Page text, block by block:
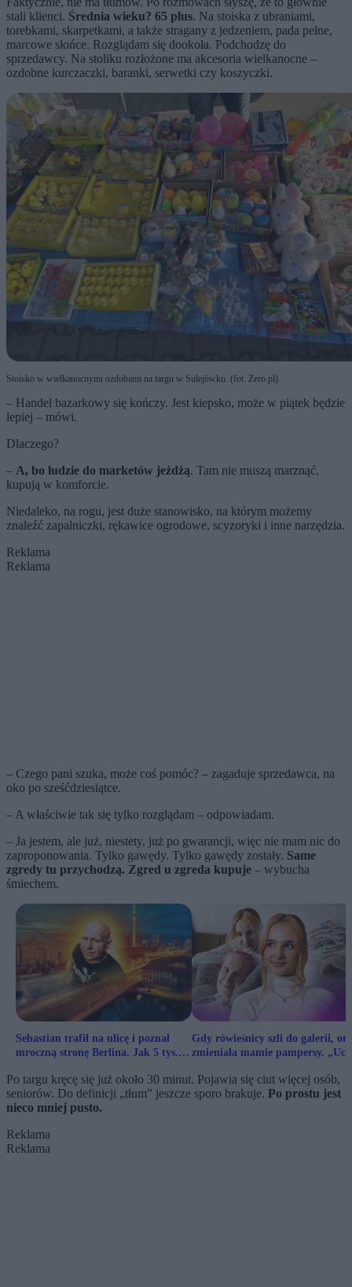
stali klienci. Średnia wieku? 65 plus. Na stoiska z ubraniami,
torebkami, skarpetkami, a także stragany z jedzeniem, pada pełne,
marcowe słońce. Rozglądam się dookoła. Podchodzę do
sprzedawcy. Na stoliku rozłożone ma akcesoria wielkanocne –
ozdobne kurczaczki, baranki, serwetki czy koszyczki.
Stoisko w wielkanocnymi ozdobami na targu w Sulejówku. (fot. Zero.pl)
– Handel bazarkowy się kończy. Jest kiepsko, może w piątek będzie
lepiej – mówi.
Dlaczego?
– A, bo ludzie do marketów jeżdżą. Tam nie muszą marznąć,
kupują w komforcie.
Niedaleko, na rogu, jest duże stanowisko, na którym możemy
znaleźć zapalniczki, rękawice ogrodowe, scyzoryki i inne narzędzia.
Reklama
Reklama
– Czego pani szuka, może coś pomóc? – zagaduje sprzedawca, na
oko po sześćdziesiątce.
– A właściwie tak się tylko rozglądam – odpowiadam.
– Ja jestem, ale już, niestety, już po gwarancji, więc nie mam nic do
zaproponowania. Tylko gawędy. Tylko gawędy zostały. Same
zgredy tu przychodzą. Zgred u zgreda kupuje – wybucha
śmiechem.
Sebastian trafił na ulicę i poznał
mroczną stronę Berlina. Jak 5 tys.
Gdy rówieśnicy szli do galerii,
zmieniała mamie pampersy.
Po targu kręcę się już około 30 minut. Pojawia się ciut więcej osób,
seniorów. Do definicji „tłum” jeszcze sporo brakuje. Po prostu jest
nieco mniej pusto.
Reklama
Reklama